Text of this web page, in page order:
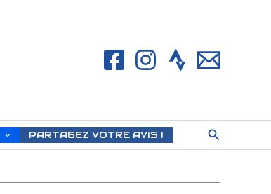
PARTAGEZ VOTRE AVIS ! Rechercher